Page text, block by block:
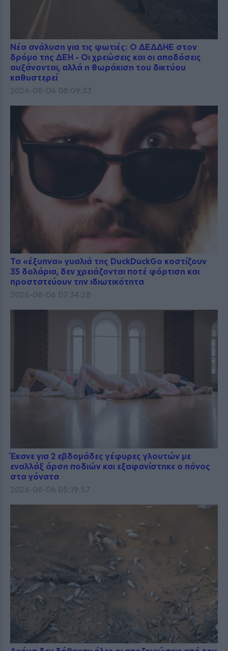
Νέα ανάλυση για τις φωτιές: Ο ΔΕΔΔΗΕ στον
δρόμο της ΔΕΗ - Οι χρεώσεις και οι αποδόσεις
αυξάνονται, αλλά η θωράκιση του δικτύου
καθυστερεί
2026-08-06 08:09:33
Τα «έξυπνα» γυαλιά της DuckDuckGo κοστίζουν
35 δολάρια, δεν χρειάζονται ποτέ φόρτιση και
προστατεύουν την ιδιωτικότητα
2026-08-06 07:34:28
Έκανε για 2 εβδομάδες γέφυρες γλουτών με
εναλλάξ άρση ποδιών και εξαφανίστηκε ο πόνος
στα γόνατα
2026-08-06 05:19:57